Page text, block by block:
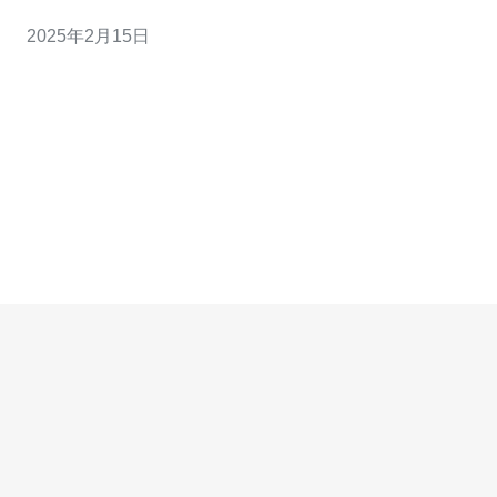
高防主机互联的重要性和它如何保障您的网络安全。 香港
2025年2月15日